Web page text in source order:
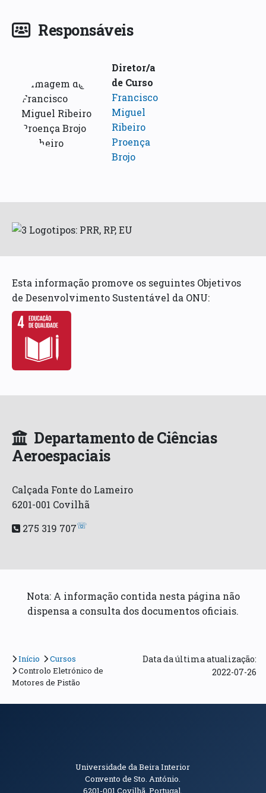
Responsáveis
Diretor/a
de Curso
Francisco
Miguel
Ribeiro
Proença
Brojo
Esta informação promove os seguintes Objetivos
de Desenvolvimento Sustentável da ONU:
Departamento de Ciências
Aeroespaciais
Calçada Fonte do Lameiro
6201-001 Covilhã
275 319 707☏
Nota: A informação contida nesta página não
dispensa a consulta dos documentos oficiais.
Início
Cursos
Controlo Eletrónico de
Motores de Pistão
Data da última atualização:
2022-07-26
Informações de Contacto
Universidade da Beira Interior
Convento de Sto. António.
6201-001Covilhã. Portugal.